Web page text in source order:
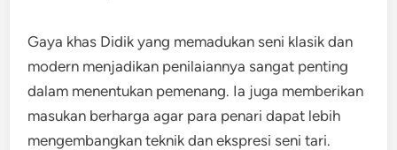
Gaya khas Didik yang memadukan seni klasik dan
modern menjadikan penilaiannya sangat penting
dalam menentukan pemenang. Ia juga memberikan
masukan berharga agar para penari dapat lebih
mengembangkan teknik dan ekspresi seni tari.